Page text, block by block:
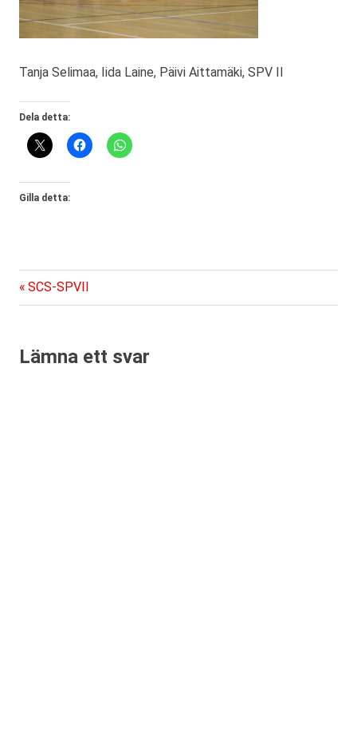
Tanja Selimaa, Iida Laine, Päivi Aittamäki, SPV II
Dela detta:
Gilla detta:
Inläggsnavigering
Föregående
inlägg:
SCS-SPVII
Lämna ett svar